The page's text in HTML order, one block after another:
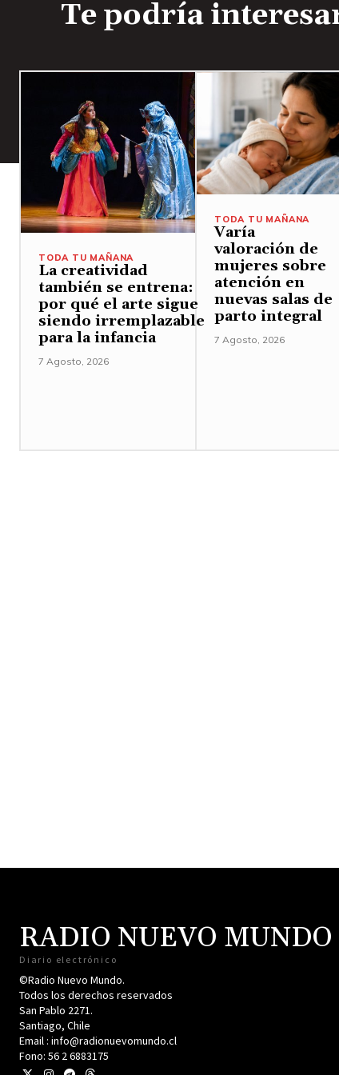
Te podría
TODA TU MAÑANA
La creatividad
también se entrena:
por qué el arte sigue
siendo irremplazable
para la infancia
7 Agosto, 2026
TODA TU MAÑANA
Varía
valoración de
mujeres sobre
atención en
nuevas salas de
parto integral
7 Agosto, 2026
RADIO NUEVO MUNDO
Diario electrónico
©Radio Nuevo Mundo.
Todos los derechos reservados
San Pablo 2271.
Santiago, Chile
Email : info@radionuevomundo.cl
Fono: 56 2 6883175